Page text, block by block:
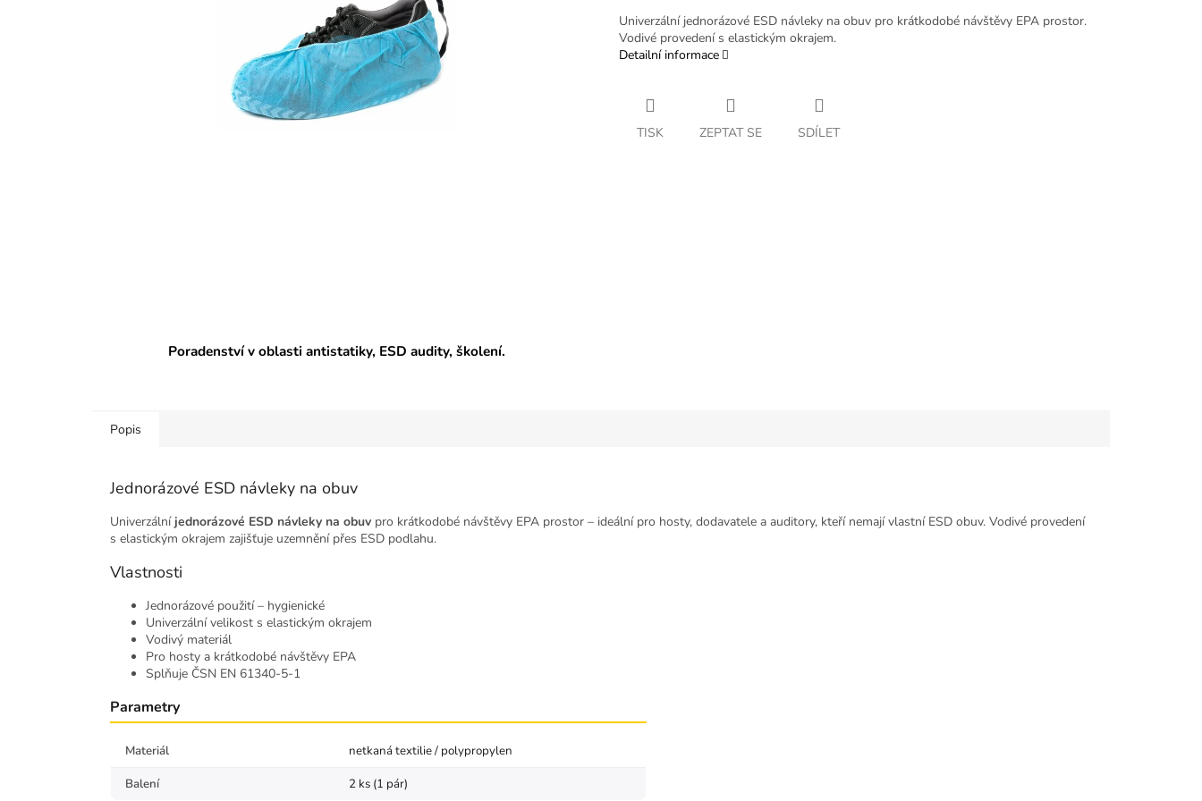
Univerzální jednorázové ESD návleky na obuv pro krátkodobé návštěvy EPA prostor.
Vodivé provedení s elastickým okrajem.
Detailní informace
TISK ZEPTAT SE SDÍLET
Poradenství v oblasti antistatiky, ESD audity, školení.
Popis
Jednorázové ESD návleky na obuv
Univerzální jednorázové ESD návleky na obuv pro krátkodobé návštěvy EPA prostor – ideální pro hosty, dodavatele a auditory, kteří nemají vlastní ESD obuv. Vodivé provedení
s elastickým okrajem zajišťuje uzemnění přes ESD podlahu.
Vlastnosti
Jednorázové použití – hygienické
Univerzální velikost s elastickým okrajem
Vodivý materiál
Pro hosty a krátkodobé návštěvy EPA
Splňuje ČSN EN 61340-5-1
Parametry
Materiál netkaná textilie / polypropylen
Balení 2 ks (1 pár)